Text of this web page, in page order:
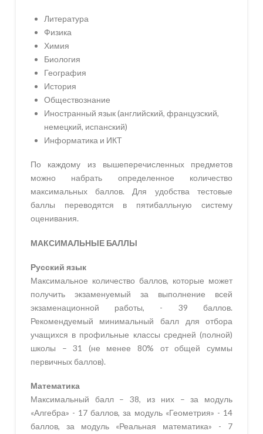
Литература
Физика
Химия
Биология
География
История
Обществознание
Иностранный язык (английский, французский,
немецкий, испанский)
Информатика и ИКТ
По каждому из вышеперечисленных предметов
можно набрать определенное количество
максимальных баллов. Для удобства тестовые
баллы переводятся в пятибалльную систему
оценивания.
МАКСИМАЛЬНЫЕ БАЛЛЫ
Русский язык
Максимальное количество баллов, которые может
получить экзаменуемый за выполнение всей
экзаменационной работы, - 39 баллов.
Рекомендуемый минимальный балл для отбора
учащихся в профильные классы средней (полной)
школы – 31 (не менее 80% от общей суммы
первичных баллов).
Математика
Максимальный балл – 38, из них – за модуль
«Алгебра» - 17 баллов, за модуль «Геометрия» - 14
баллов, за модуль «Реальная математика» - 7